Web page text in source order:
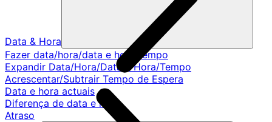
Data & Hora
Fazer data/hora/data e hora/tempo
Expandir Data/Hora/Data e Hora/Tempo
Acrescentar/Subtrair Tempo de Espera
Data e hora actuais
Diferença de data e hora
Atraso